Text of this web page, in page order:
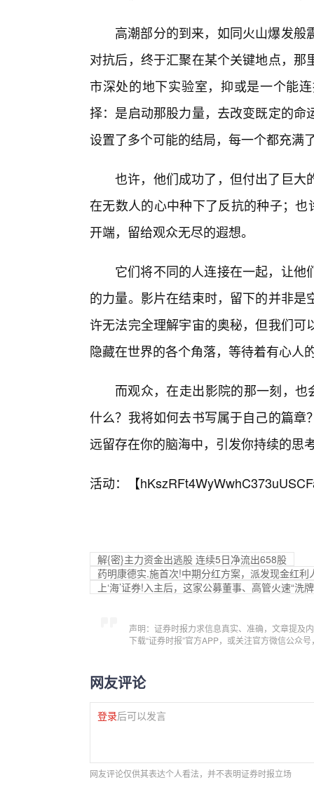
高潮部分的到来，如同火山爆发
对抗后，终于汇聚在某个关键地点，
市深处的地下实验室，抑或是一个能
择：是启动那股力量，去改变既定的
设置了多个可能的结局，每一个都充满
也许，他们成功了，但付出了巨大
在无数人的心中种下了反抗的种子；
开端，留给观众无尽的遐想。
它们将不同的人连接在一起，让
的力量。影片在结束时，留下的并非
许无法完全理解宇宙的奥秘，但我们
隐藏在世界的各个角落，等待着有心人
而观众，在走出影院的那一刻，也
什么？我将如何去书写属于自己的篇
远留存在你的脑海中，引发你持续的思
活动：【
解{密}主力资金出逃股 连续5日净流出658股
药明康德实.施首次!中期分红方案，派发现金红
上‘海’证券!入主后，这家公募董事、高管火速“洗
声明：证券时报力求信息真实、准确，文章提及
下载“证券时报”官方APP，或关注官方微信公众
网友评论
登录后可以发言
网友评论仅供其表达个人看法，并不表明证券时报立场